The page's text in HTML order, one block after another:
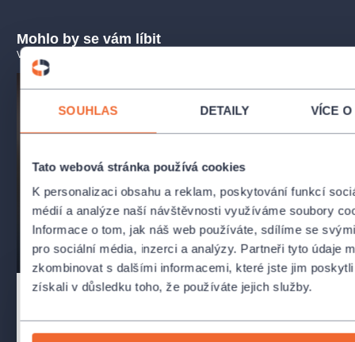
SOUHLAS DETAILY VÍCE
Tato webová stránka používá cookies
K personalizaci obsahu a reklam, poskytování funkcí
médií a analýze naší návštěvnosti využíváme soubory
Informace o tom, jak náš web používáte, sdílíme se
pro sociální média, inzerci a analýzy. Partneři tyto údaje
zkombinovat s dalšími informacemi, které jste jim
získali v důsledku toho, že používáte jejich služby.
Lukáš Vondráček– klavír
Program koncertu nastuduje polský dirigent
Nesterowicz, respektovaný interpret slovanského i moderního
repertoáru, který pravidelně spolupracuje s předními
Vondráčka slibuje tento večer hluboké hudební sdělení.
Mohlo by se vám líbit
VŠECHNY TERMÍNY
R7 - Čajkovskij
a Šostakovič -
GENERÁLKA
SOČR - Symfonický orchestr Českého
rozhlasu
klavír čajkovskij orchestr
P2 -
60 let -
SOČR -
rozhlasu
housle bach
18.10.2026